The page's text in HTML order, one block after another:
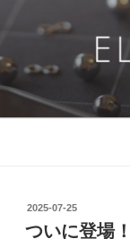
ン
ツ
へ
挑戦的に、ドラマ
投
稿
2025-07-25
ついに登場